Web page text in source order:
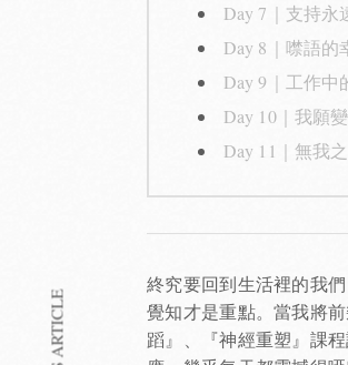
Day 7｜支持永
Day 8｜噤語的
Day 9｜工作中
Day 10｜我願
Day 11｜無我
終究要回到生活裡的我
覺知才是重點。當我將
蹈』、『神經重塑』課